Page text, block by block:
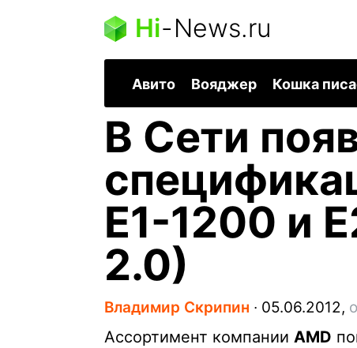
Hi-News.ru
Авито Вояджер Кошка
В Сети
E1-1200 и
2.0)
Владимир Скрипин ∙ 05.06.2012,
Ассортимент компании AMD